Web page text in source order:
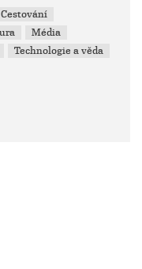
Cestování
Média
Technologie a věda